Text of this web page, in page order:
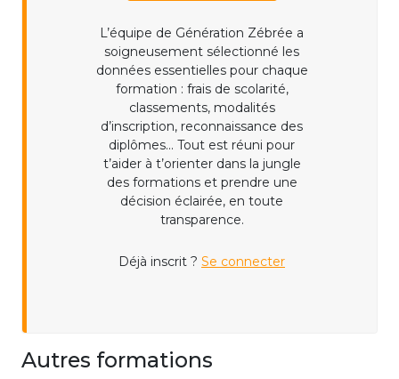
L’équipe de Génération Zébrée a
soigneusement sélectionné les
données essentielles pour chaque
formation : frais de scolarité,
classements, modalités
d’inscription, reconnaissance des
diplômes... Tout est réuni pour
t’aider à t’orienter dans la jungle
des formations et prendre une
décision éclairée, en toute
transparence.
Déjà inscrit ? Se connecter
Autres formations